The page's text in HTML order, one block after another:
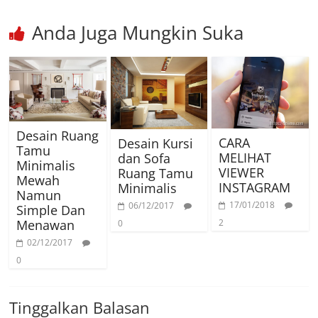
Anda Juga Mungkin Suka
Desain Ruang
Tamu
Minimalis
Mewah
Namun
Simple Dan
Menawan
02/12/2017
0
Desain Kursi
dan Sofa
Ruang Tamu
Minimalis
06/12/2017
0
CARA
MELIHAT
VIEWER
INSTAGRAM
17/01/2018
2
Tinggalkan Balasan